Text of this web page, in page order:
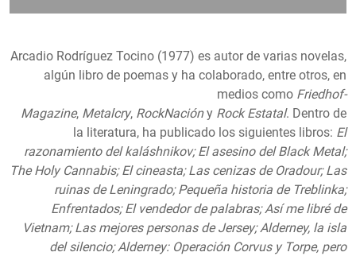
Arcadio Rodríguez Tocino (1977) es autor de varias novelas,
algún libro de poemas y ha colaborado, entre otros, en
medios como Friedhof-
Magazine, Metalcry, RockNacióny Rock Estatal. Dentro de
la literatura, ha publicado los siguientes libros: El
razonamiento del kaláshnikov; El asesino del Black Metal;
The Holy Cannabis; El cineasta; Las cenizas de Oradour; Las
ruinas de Leningrado; Pequeña historia de Treblinka;
Enfrentados; El vendedor de palabras; Así me libré de
Vietnam; Las mejores personas de Jersey; Alderney, la isla
del silencio; Alderney: Operación Corvus y Torpe, pero